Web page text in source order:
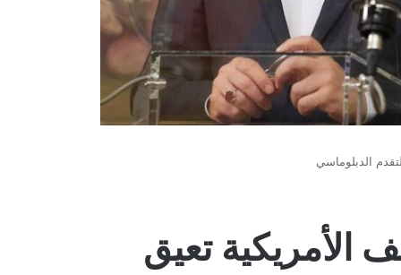
الدبلوماسي
الأمريكية تعيق